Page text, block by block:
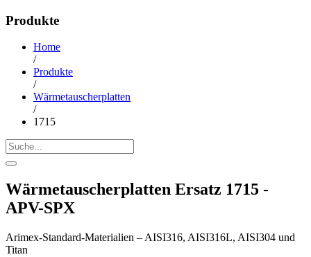
Produkte
Home
/
Produkte
/
Wärmetauscherplatten
/
1715
Wärmetauscherplatten Ersatz 1715 -
APV-SPX
Arimex-Standard-Materialien – AISI316, AISI316L, AISI304 und
Titan